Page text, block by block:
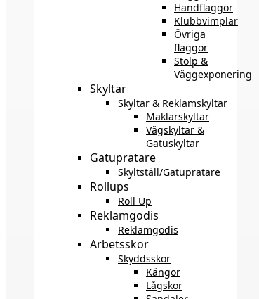
Handflaggor
Klubbvimplar
Övriga
flaggor
Stolp &
Väggexponering
Skyltar
Skyltar & Reklamskyltar
Mäklarskyltar
Vägskyltar &
Gatuskyltar
Gatupratare
Skyltställ/Gatupratare
Rollups
Roll Up
Reklamgodis
Reklamgodis
Arbetsskor
Skyddsskor
Kängor
Lågskor